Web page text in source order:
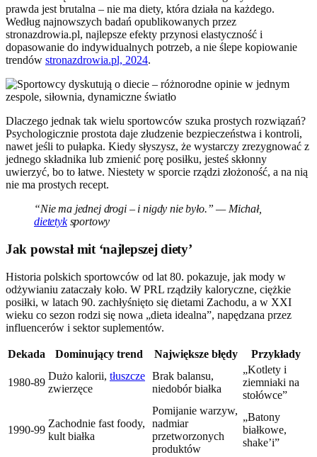
prawda jest brutalna – nie ma diety, która działa na każdego.
Według najnowszych badań opublikowanych przez
stronazdrowia.pl, najlepsze efekty przynosi elastyczność i
dopasowanie do indywidualnych potrzeb, a nie ślepe kopiowanie
trendów stronazdrowia.pl, 2024.
Dlaczego jednak tak wielu sportowców szuka prostych rozwiązań?
Psychologicznie prostota daje złudzenie bezpieczeństwa i kontroli,
nawet jeśli to pułapka. Kiedy słyszysz, że wystarczy zrezygnować z
jednego składnika lub zmienić porę posiłku, jesteś skłonny
uwierzyć, bo to łatwe. Niestety w sporcie rządzi złożoność, a na nią
nie ma prostych recept.
“Nie ma jednej drogi – i nigdy nie było.” — Michał,
dietetyksportowy
Jak powstał mit ‘najlepszej diety’
Historia polskich sportowców od lat 80. pokazuje, jak mody w
odżywianiu zataczały koło. W PRL rządziły kaloryczne, ciężkie
posiłki, w latach 90. zachłyśnięto się dietami Zachodu, a w XXI
wieku co sezon rodzi się nowa „dieta idealna”, napędzana przez
influencerów i sektor suplementów.
Dekada Dominujący trend Największe błędy Przykłady
1980-89
Dużo kalorii, tłuszcze
zwierzęce
Brak balansu,
niedobór białka
„Kotlety i
ziemniaki na
stołówce”
1990-99
Zachodnie fast foody,
kult białka
Pomijanie warzyw,
nadmiar
przetworzonych
produktów
„Batony
białkowe,
shake’i”